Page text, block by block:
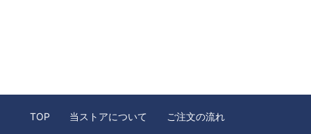
TOP 当ストアについて ご注文の流れ